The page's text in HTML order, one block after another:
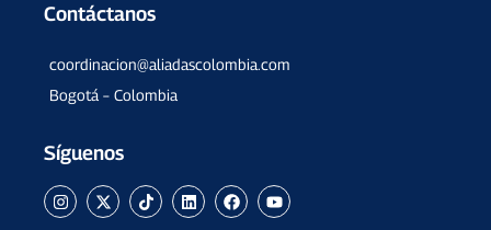
Contáctanos
coordinacion@aliadascolombia.com
Bogotá – Colombia
Síguenos